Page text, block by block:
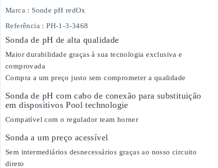
Marca : Sonde pH redOx
Referência : PH-1-3-3468
Sonda de pH de alta qualidade
Maior durabilidade graças à sua tecnologia exclusiva e
comprovada
Compra a um preço justo sem comprometer a qualidade
Sonda de pH com cabo de conexão para substituição
em dispositivos Pool technologie
Compatível com o regulador team horner
Sonda a um preço acessível
Sem intermediários desnecessários graças ao nosso circuito
direto